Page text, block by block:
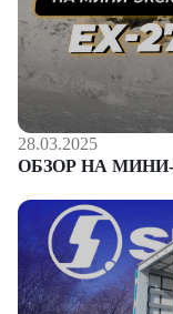
28.03.2025
ОБЗОР НА МИНИ-